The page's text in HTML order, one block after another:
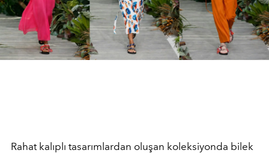
Rahat kalıplı tasarımlardan oluşan koleksiyonda bilek